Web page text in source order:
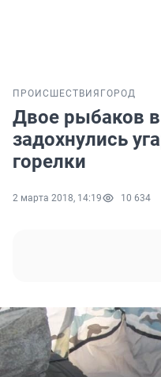
ПРОИСШЕСТВИЯ ГОРОД
Двое рыбаков
задохнулись
горелки
2 марта 2018, 14:19 10 634